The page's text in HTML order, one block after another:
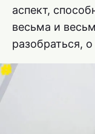
аспект,
весьма и
разобраться,